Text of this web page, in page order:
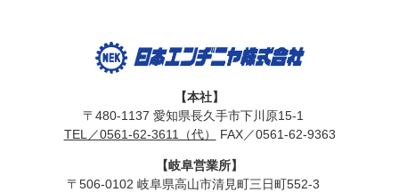
【本社】
〒480-1137 愛知県長久手市下川原15-1
TEL／0561-62-3611（代）
FAX／0561-62-9363
【岐阜営業所】
〒506-0102 岐阜県高山市清見町三日町552-3